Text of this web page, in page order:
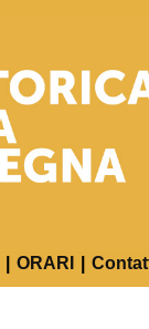
ORARI